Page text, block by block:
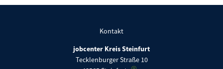
Kontakt
jobcenter Kreis Steinfurt
Tecklenburger Straße 10